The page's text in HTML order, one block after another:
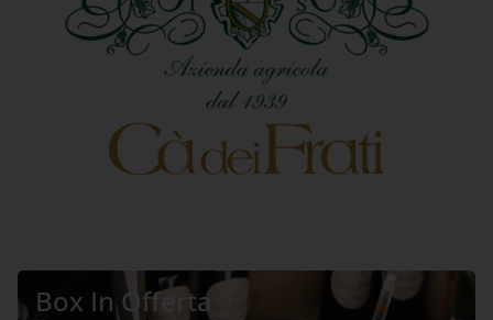
Box In Offerta